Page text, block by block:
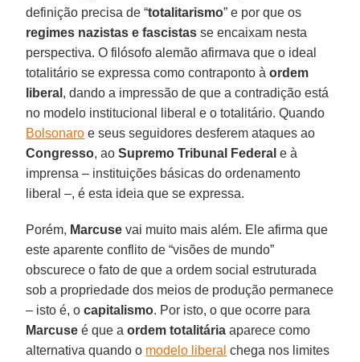
definição precisa de “totalitarismo” e por que os
regimes nazistas e fascistas se encaixam nesta
perspectiva. O filósofo alemão afirmava que o ideal
totalitário se expressa como contraponto àordem
liberal , dando a impressão de que a contradição está
no modelo institucional liberal e o totalitário. Quando
Bolsonaro e seus seguidores desferem ataques ao
Congresso, aoSupremo Tribunal Federal e à
imprensa – instituições básicas do ordenamento
liberal –, é esta ideia que se expressa.
Porém, Marcuse vai muito mais além. Ele afirma que
este aparente conflito de “visões de mundo”
obscurece o fato de que a ordem social estruturada
sob a propriedade dos meios de produção permanece
– isto é, ocapitalismo. Por isto, o que ocorre para
Marcuse é que aordem totalitária aparece como
alternativa quando o modelo liberal chega nos limites